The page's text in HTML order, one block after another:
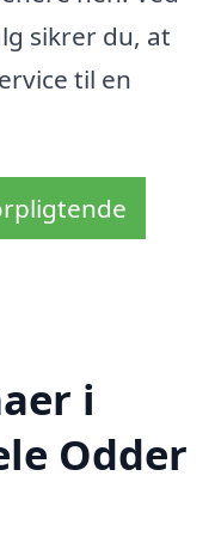
sikrer du, at
til en
i
Odder